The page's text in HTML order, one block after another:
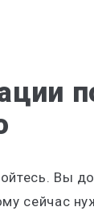
Вы
сейчас